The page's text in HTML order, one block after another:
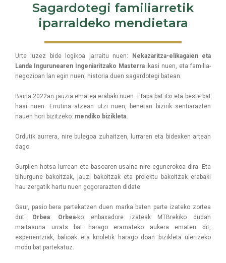
Sagardotegi familiarretik
iparraldeko mendietara
Urte luzez bide logikoa jarraitu nuen:
Nekazaritza-elikagaien eta
Landa Ingurunearen Ingeniaritzako Masterraikasi nuen, eta familia-
negozioan lan egin nuen, historia duen sagardotegi batean.
Baina 2022an jauzia ematea erabaki nuen. Etapa bat itxi eta beste bat
hasi nuen. Errutina atzean utzi nuen, benetan bizirik sentiarazten
nauen hori bizitzeko: mendiko bizikleta.
Ordutik aurrera, nire bulegoa zuhaitzen, lurraren eta bidexken artean
dago.
Gurpilen hotsa lurrean eta basoaren usaina nire egunerokoa dira. Eta
bihurgune bakoitzak, jauzi bakoitzak eta proiektu bakoitzak erabaki
hau zergatik hartu nuen gogorarazten didate.
Gaur, pasio bera partekatzen duen marka baten parte izateko zortea
dut: Orbea. Orbea-ko enbaxadore izateak MTBrekiko dudan
maitasuna urrats bat harago eramateko aukera ematen dit,
esperientziak, balioak eta kiroletik harago doan bizikleta ulertzeko
modu bat partekatuz.